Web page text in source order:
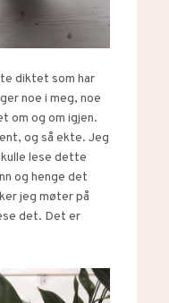
diktet som har
noe i meg, noe
om og om igjen.
og så ekte. Jeg
lese dette
og henge det
jeg møter på
det. Det er